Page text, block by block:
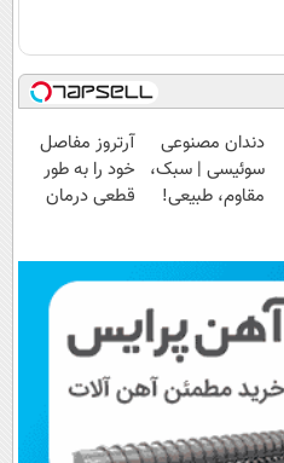
دندان مصنوعی
سوئیسی | سبک،
مقاوم، طبیعی!
اقساطی😍
آرتروز مفاصل
خود را به طور
قطعی درمان